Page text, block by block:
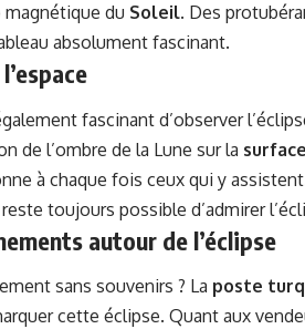
du Soleil. Des
absolument fascinant.
fascinant d’observer
de l’ombre de la Lune sur la
à chaque fois ceux qui y
toujours possible d’admirer
autour de l’éclipse
sans souvenirs ? La poste
cette éclipse. Quant aux